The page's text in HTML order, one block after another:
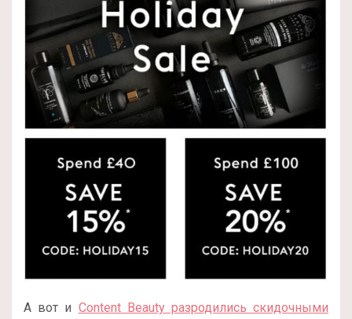
А вот и Content Beauty разродились скидочными